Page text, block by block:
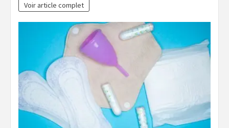
Voir article complet